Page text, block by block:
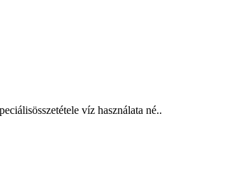
víz használata né..